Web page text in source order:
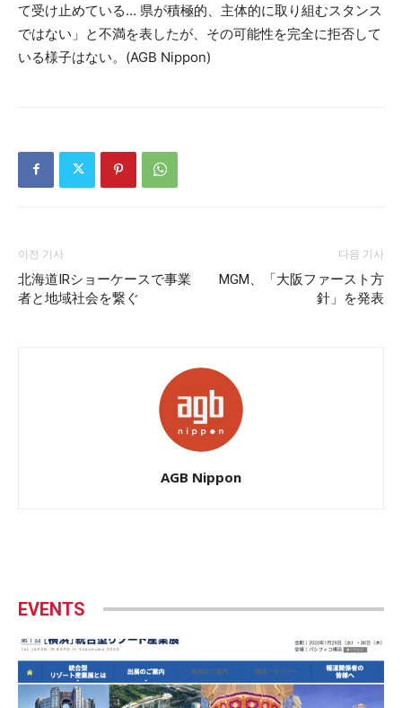
て受け止めている… 県が積極的、主体的に取り組むスタンス
ではない」と不満を表したが、その可能性を完全に拒否して
いる様子はない。(AGB Nippon)
이전 기사
北海道IRショーケースで事業
者と地域社会を繋ぐ
다음 기사
MGM、「大阪ファースト方
針」を発表
AGB Nippon
EVENTS